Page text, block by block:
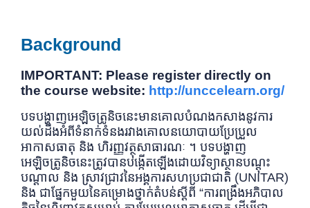
Background
IMPORTANT: Please register directly on
the course website: http://unccelearn.org/
បទបង្ហាញអេឡិចត្រូនិចនេះមានគោលបំណងកសាងនូវការ
យល់ដឹងអំពីទំនាក់ទំនងរវាងគោលនយោបាយប្រែប្រួល
អាកាសធាតុ និង ហិរញ្ញវត្ថុសាធារណៈ ។ បទបង្ហាញ
អេឡិចត្រូនិចនេះត្រូវបានបង្កើតឡើងដោយវិទ្យាស្ថានបណ្តុះ
បណ្តាល និង ស្រាវជ្រាវនៃអង្គការសហប្រជាជាតិ (UNITAR)
និង ជាផ្នែកមួយនៃគម្រោងថ្នាក់តំបន់ស្តីពី “ការពង្រឹងអភិបាល